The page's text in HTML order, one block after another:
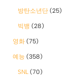
방탄소년단 (25)
빅뱅 (28)
영화 (75)
예능 (358)
SNL (70)